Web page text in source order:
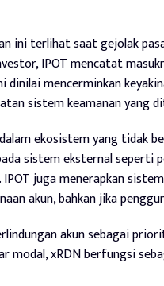
ini terlihat saat gejolak
IPOT mencatat
dinilai mencerminkan
sistem keamanan yang
ekosistem yang tidak
sistem eksternal seperti
juga menerapkan
akun, bahkan jika
akun sebagai
modal, xRDN berfungsi